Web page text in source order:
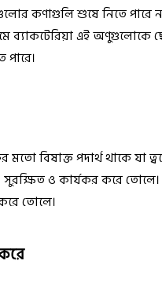
কণাগুলি শুষে নিতে পারে
ব্যাকটেরিয়া এই অণুগুলোকে
বিষাক্ত পদার্থ থাকে যা
ও কার্যকর করে তোলে।
তোলে।